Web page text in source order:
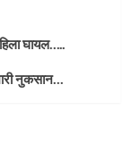
घायल…..
नुकसान…